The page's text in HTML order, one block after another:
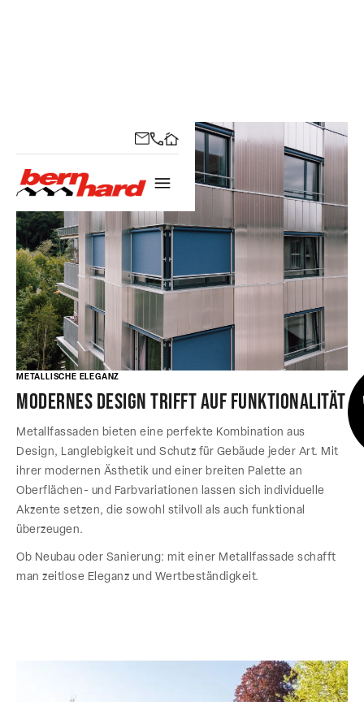
METALLISCHE ELEGANZ
Modernes Design trifft auf Funktionalität
Metallfassaden bieten eine perfekte Kombination aus
Design, Langlebigkeit und Schutz für Gebäude jeder Art. Mit
ihrer modernen Ästhetik und einer breiten Palette an
Oberflächen- und Farbvariationen lassen sich individuelle
Akzente setzen, die sowohl stilvoll als auch funktional
überzeugen.
Ob Neubau oder Sanierung: mit einer Metallfassade schafft
man zeitlose Eleganz und Wertbeständigkeit.